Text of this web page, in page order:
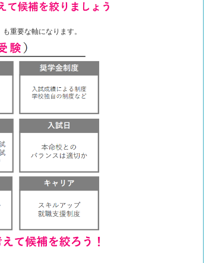
も重要な軸になります。